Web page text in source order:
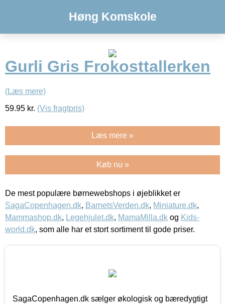
Høng Komskole
Gurli Gris Frokosttallerken
(Læs mere)
59.95 kr. (Vis fragtpris)
Læs mere »
Køb nu »
De mest populære børnewebshops i øjeblikket er
SagaCopenhagen.dk, BarnetsVerden.dk, Miniature.dk,
Mammashop.dk, Legehjulet.dk, MamaMilla.dk og Kids-
world.dk, som alle har et stort sortiment til gode priser.
SagaCopenhagen.dk sælger økologisk og bæredygtigt